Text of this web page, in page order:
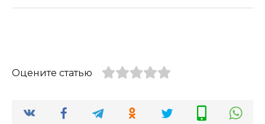
Оцените статью